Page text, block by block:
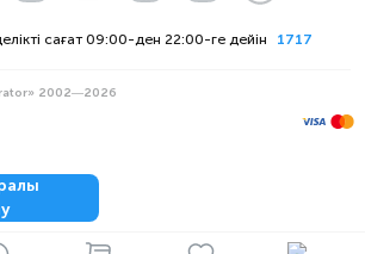
1717
сағат 09:00-ден 22:00-ге дейін
2002—2026